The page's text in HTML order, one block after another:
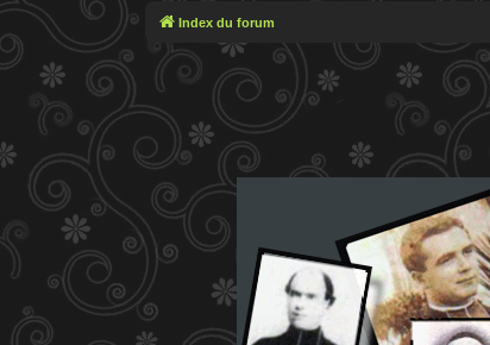
Index du forum